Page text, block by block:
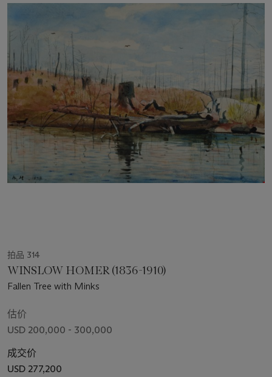
拍品 314
WINSLOW HOMER (1836-1910)
Fallen Tree with Minks
估价
USD 200,000 - 300,000
成交价
USD 277,200